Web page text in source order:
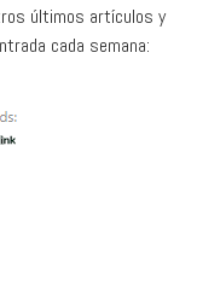
últimos artículos y
cada semana: